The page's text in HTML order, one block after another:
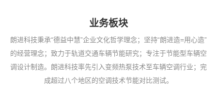
业务板块
朗进科技秉承“德益中慧”企业文化哲学理念；坚持“朗进造=用心造”
的经营理念；致力于轨道交通车辆节能研究；专注于节能型车辆空
调设计制造。朗进科技率先引入变频热泵技术至车辆空调行业；完
成超过八个地区的空调技术节能对比测试。